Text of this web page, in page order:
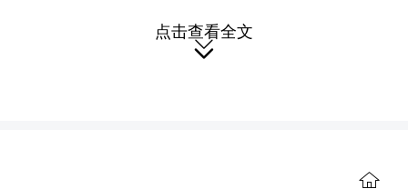
活动现场书香氤氲、童趣盎然。
围绕中华优秀传统文化、红
点击查看全文
